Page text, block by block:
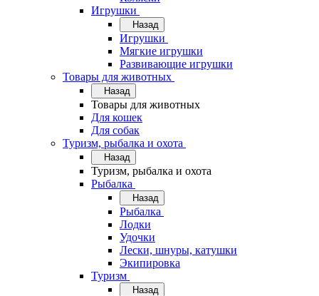
Игрушки
Назад
Игрушки
Мягкие игрушки
Развивающие игрушки
Товары для животных
Назад
Товары для животных
Для кошек
Для собак
Туризм, рыбалка и охота
Назад
Туризм, рыбалка и охота
Рыбалка
Назад
Рыбалка
Лодки
Удочки
Лески, шнуры, катушки
Экипировка
Туризм
Назад